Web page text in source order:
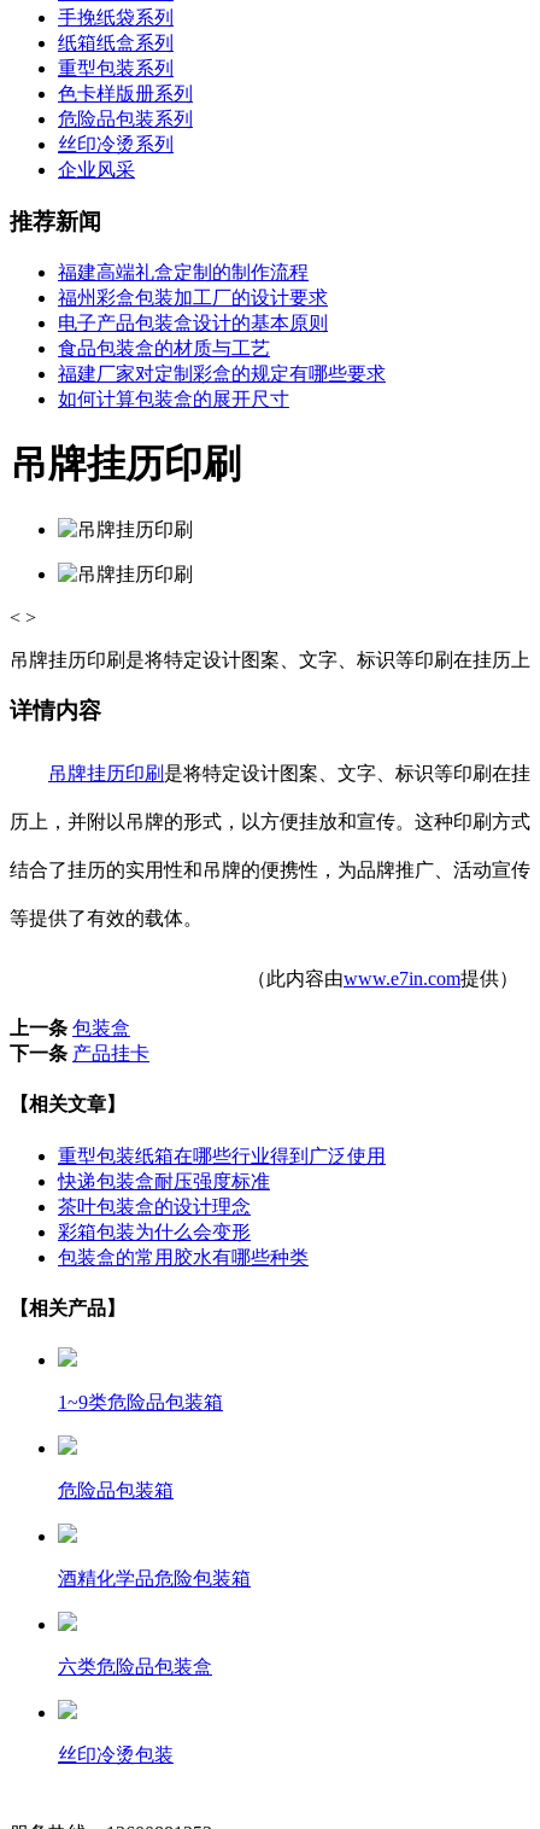
手挽纸袋系列
纸箱纸盒系列
重型包装系列
色卡样版册系列
危险品包装系列
丝印冷烫系列
企业风采
推荐新闻
福建高端礼盒定制的制作流程
福州彩盒包装加工厂的设计要求
电子产品包装盒设计的基本原则
食品包装盒的材质与工艺
福建厂家对定制彩盒的规定有哪些要求
如何计算包装盒的展开尺寸
吊牌挂历印刷
< >
吊牌挂历印刷是将特定设计图案、文字、标识等印刷在挂历上
详情内容
吊牌挂历印刷 是将特定设计图案、文字、标识等印刷在挂
历上，并附以吊牌的形式，以方便挂放和宣传。这种印刷方式
结合了挂历的实用性和吊牌的便携性，为品牌推广、活动宣传
等提供了有效的载体。
（此内容由www.e7in.com提供）
上一条 包装盒
下一条 产品挂卡
【相关文章】
重型包装纸箱在哪些行业得到广泛使用
快递包装盒耐压强度标准
茶叶包装盒的设计理念
彩箱包装为什么会变形
包装盒的常用胶水有哪些种类
【相关产品】
1~9类危险品包装箱
危险品包装箱
酒精化学品危险包装箱
六类危险品包装盒
丝印冷烫包装